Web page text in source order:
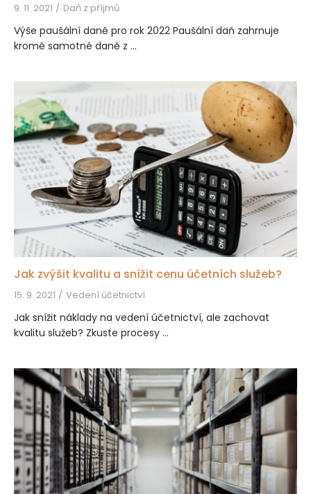
9. 11. 2021 Daň z příjmů
Výše paušální daně pro rok 2022 Paušální daň zahrnuje
kromě samotné daně z ...
Jak zvýšit kvalitu a snížit cenu účetních služeb?
15. 9. 2021 Vedení účetnictví
Jak snížit náklady na vedení účetnictví, ale zachovat
kvalitu služeb? Zkuste procesy ...